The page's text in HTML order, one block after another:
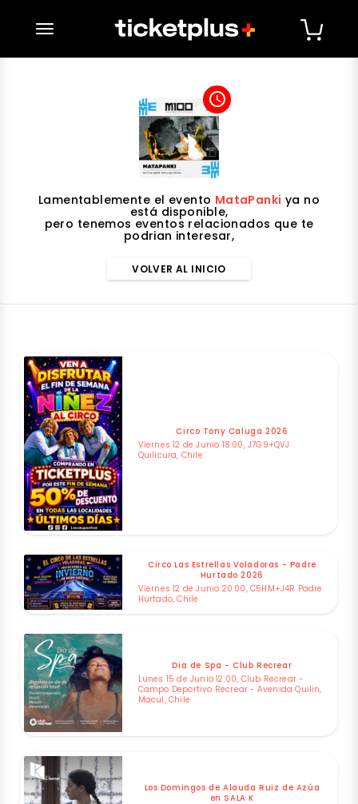
desplegar navegación
access_time
Lamentablemente el evento MataPanki ya no
está disponible,
pero tenemos eventos relacionados que te
podrian interesar,
VOLVER AL INICIO
Circo Tony Caluga 2026
Viernes 12 de Junio 18:00, J7G9+QVJ
Quilicura, Chile
Circo Las Estrellas Voladoras - Padre
Hurtado 2026
Viernes 12 de Junio 20:00, C5HM+J4R Padre
Hurtado, Chile
Dia de Spa - Club Recrear
Lunes 15 de Junio 12:00, Club Recrear -
Campo Deportivo Recrear - Avenida Quilin,
Macul, Chile
Los Domingos de Alauda Ruiz de Azúa
en SALA K